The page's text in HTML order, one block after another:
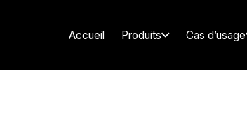
Accueil Produits Cas d’usage